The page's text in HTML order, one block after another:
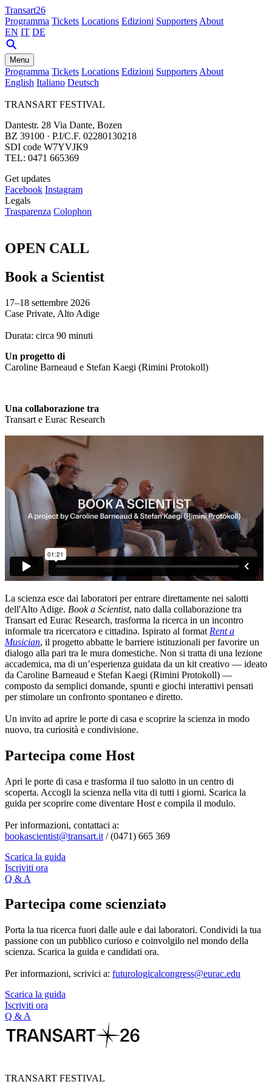
Transart26
Programma Tickets Locations Edizioni Supporters About
EN IT DE
Menu
Programma Tickets Locations Edizioni Supporters About
English Italiano Deutsch
TRANSART FESTIVAL
Dantestr. 28 Via Dante, Bozen
BZ 39100 · P.I/C.F. 02280130218
SDI code W7YVJK9
TEL: 0471 665369
Get updates
Facebook Instagram
Legals
Trasparenza Colophon
OPEN CALL
Book a Scientist
17–18 settembre 2026
Case Private, Alto Adige
Durata: circa 90 minuti
Un progetto di
Caroline Barneaud e Stefan Kaegi (Rimini Protokoll)
Una collaborazione tra
Transart e Eurac Research
La scienza esce dai laboratori per entrare direttamente nei salotti
dell'Alto Adige. Book a Scientist, nato dalla collaborazione tra
Transart ed Eurac Research, trasforma la ricerca in un incontro
informale tra ricercatorə e cittadinə. Ispirato al format Rent a
Musician, il progetto abbatte le barriere istituzionali per favorire un
dialogo alla pari tra le mura domestiche. Non si tratta di una lezione
accademica, ma di un’esperienza guidata da un kit creativo — ideato
da Caroline Barneaud e Stefan Kaegi (Rimini Protokoll) —
composto da semplici domande, spunti e giochi interattivi pensati
per stimolare un confronto spontaneo e diretto.
Un invito ad aprire le porte di casa e scoprire la scienza in modo
nuovo, tra curiosità e condivisione.
Partecipa come Host
Apri le porte di casa e trasforma il tuo salotto in un centro di
scoperta. Accogli la scienza nella vita di tutti i giorni. Scarica la
guida per scoprire come diventare Host e compila il modulo.
Per informazioni, contattaci a:
bookascientist@transart.it / (0471) 665 369
Scarica la guida
Iscriviti ora
Q & A
Partecipa come scienziatə
Porta la tua ricerca fuori dalle aule e dai laboratori. Condividi la tua
passione con un pubblico curioso e coinvolgilo nel mondo della
scienza. Scarica la guida e candidati ora.
Per informazioni, scrivici a: futurologicalcongress@eurac.edu
Scarica la guida
Iscriviti ora
Q & A
TRANSART FESTIVAL